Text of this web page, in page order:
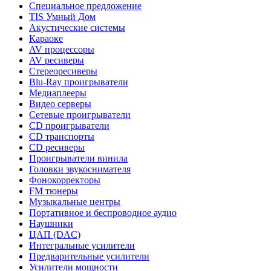
Специальное предложение
TIS Умный Дом
Акустические системы
Караоке
AV процессоры
AV ресиверы
Стереоресиверы
Blu-Ray проигрыватели
Медиаплееры
Видео серверы
Сетевые проигрыватели
CD проигрыватели
CD транспорты
CD ресиверы
Проигрыватели винила
Головки звукоснимателя
Фонокорректоры
FM тюнеры
Музыкальные центры
Портативное и беспроводное аудио
Наушники
ЦАП (DAC)
Интегральные усилители
Предварительные усилители
Усилители мощности